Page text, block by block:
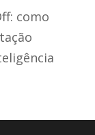
como